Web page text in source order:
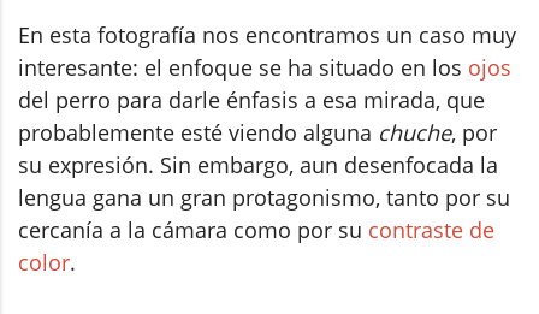
En esta fotografía nos encontramos un caso muy
interesante: el enfoque se ha situado en los ojos
del perro para darle énfasis a esa mirada, que
probablemente esté viendo alguna chuche, por
su expresión. Sin embargo, aun desenfocada la
lengua gana un gran protagonismo, tanto por su
cercanía a la cámara como por su contraste de
color.